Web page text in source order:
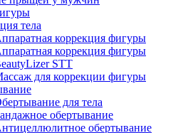
тела
коррекция фигуры
коррекция фигуры
STT
для коррекции фигуры
для тела
обертывание
обертывание